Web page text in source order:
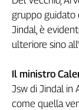
Calabria
Campania
Romagna
Friuli
gruppo guidato
Jindal, è
ulteriore sino
Il ministro
Jsw di Jindal in
come quella